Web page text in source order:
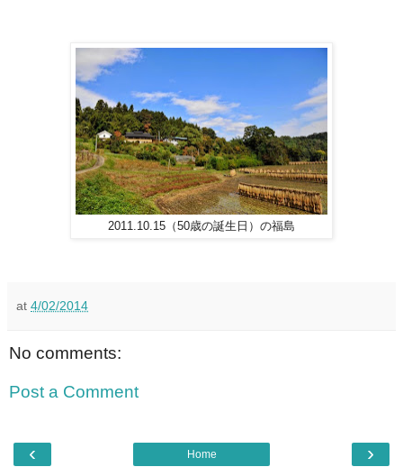
2011.10.15（50歳の誕生日）の福島
at 4/02/2014
No comments:
Post a Comment
‹ ›
Home